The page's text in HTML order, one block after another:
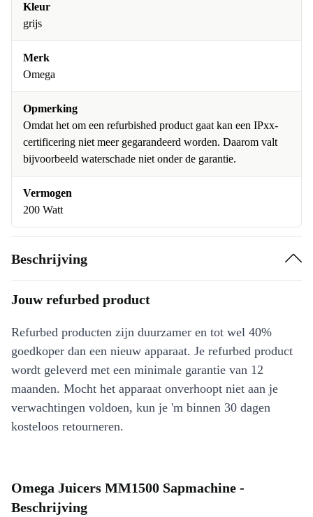
Kleur
grijs
Merk
Omega
Opmerking
Omdat het om een refurbished product gaat kan een IPxx-
certificering niet meer gegarandeerd worden. Daarom valt
bijvoorbeeld waterschade niet onder de garantie.
Vermogen
200 Watt
Beschrijving
Jouw refurbed product
Refurbed producten zijn duurzamer en tot wel 40%
goedkoper dan een nieuw apparaat. Je refurbed product
wordt geleverd met een minimale garantie van 12
maanden. Mocht het apparaat onverhoopt niet aan je
verwachtingen voldoen, kun je 'm binnen 30 dagen
kosteloos retourneren.
Omega Juicers MM1500 Sapmachine -
Beschrijving